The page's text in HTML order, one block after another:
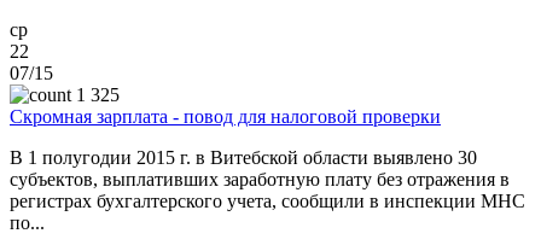
ср
22
07/15
1 325
Скромная зарплата - повод для налоговой проверки
В 1 полугодии 2015 г. в Витебской области выявлено 30
субъектов, выплативших заработную плату без отражения в
регистрах бухгалтерского учета, сообщили в инспекции МНС
по...